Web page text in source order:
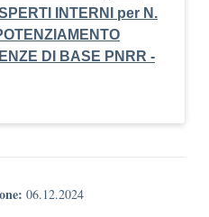
INTERNI per N.
DI BASE PNRR -
06.12.2024